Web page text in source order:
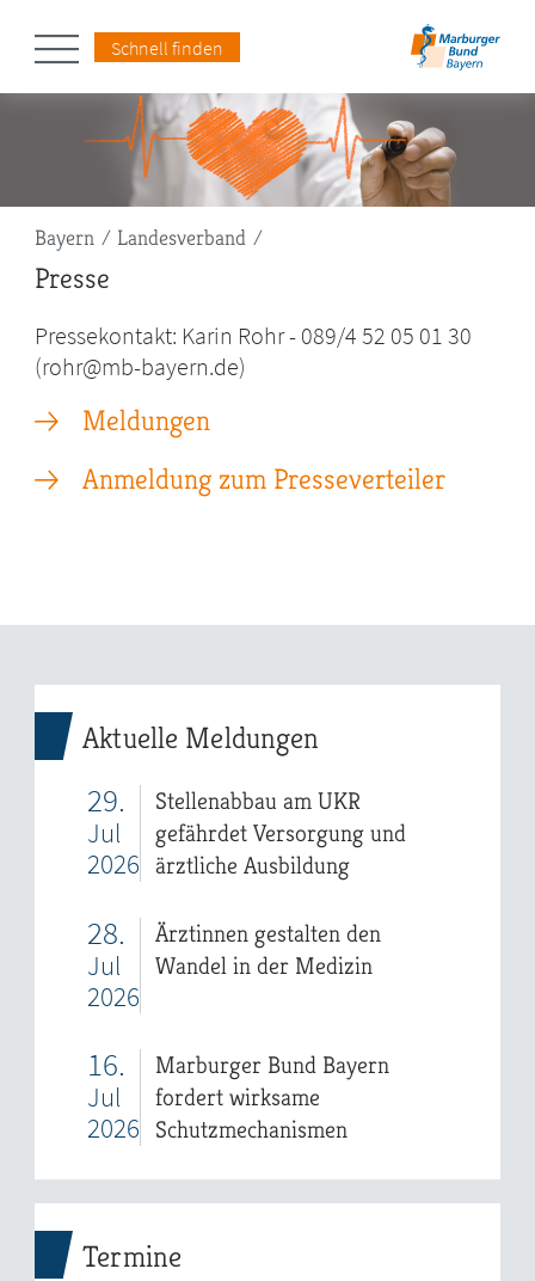
Schnell finden
Pfadnavigation
Bayern Landesverband
Presse
Pressekontakt: Karin Rohr - 089/4 52 05 01 30
(rohr@mb-bayern.de)
Meldungen
Anmeldung zum Presseverteiler
Aktuelle Meldungen
29.
Jul
2026
Stellenabbau am UKR
gefährdet Versorgung und
ärztliche Ausbildung
28.
Jul
2026
Ärztinnen gestalten den
Wandel in der Medizin
16.
Jul
2026
Marburger Bund Bayern
fordert wirksame
Schutzmechanismen
Termine